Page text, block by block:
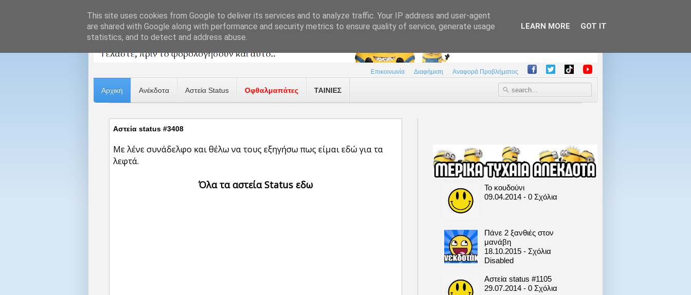
Επικοινωνία Διαφήμιση Αναφορά Προβλήματος
Αρχική Ανέκδοτα Αστεία Status Οφθαλμαπάτες ΤΑΙΝΙΕΣ
Αστεία status #3408
Με λένε συνάδελφο και θέλω να τους εξηγήσω πως είμαι εδώ για τα
λεφτά.
Όλα τα αστεία Status εδω
Το κουδούνι
09.04.2014 - 0 Σχόλια
Πάνε 2 ξανθιές στον
μανάβη
18.10.2015 - Σχόλια
Disabled
Αστεία status #1105
29.07.2014 - 0 Σχόλια
This site uses cookies from Google to deliver its services and to analyze traffic. Your IP address and user-agent
are shared with Google along with performance and security metrics to ensure quality of service, generate usage
statistics, and to detect and address abuse.
LEARN MORE GOT IT